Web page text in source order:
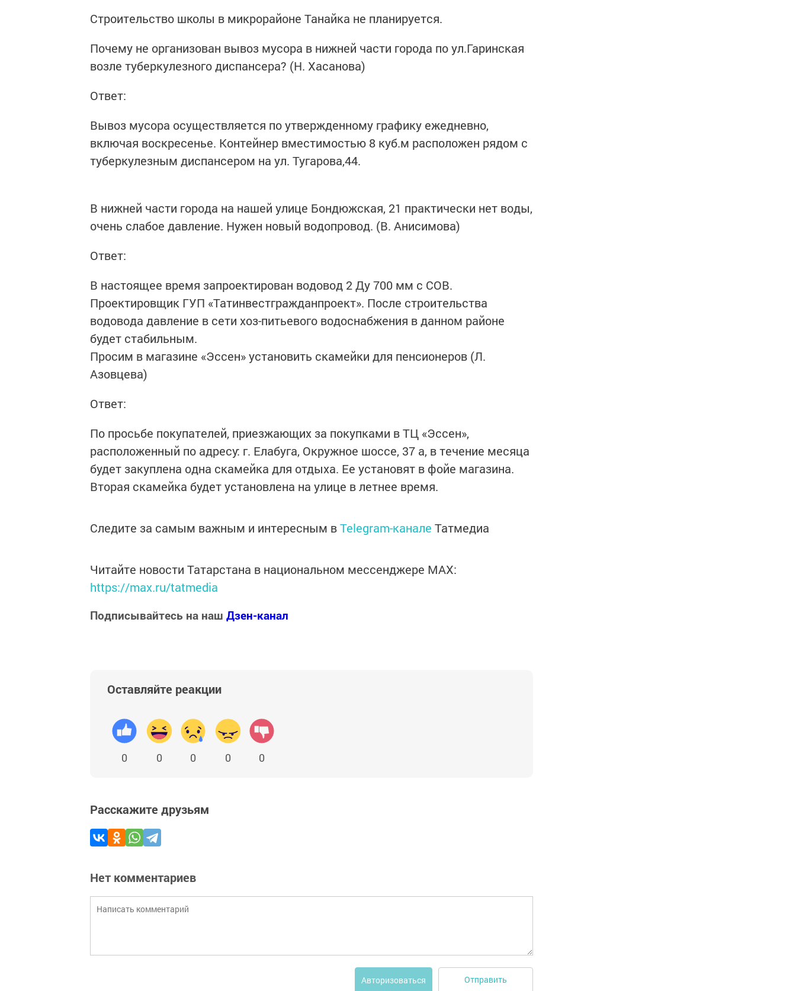
Строительство школы в микрорайоне Танайка не планируется.
Почему не организован вывоз мусора в нижней части города по ул.Гаринская
возле туберкулезного диспансера? (Н. Хасанова)
Ответ:
Вывоз мусора осуществляется по утвержденному графику ежедневно,
включая воскресенье. Контейнер вместимостью 8 куб.м расположен рядом с
туберкулезным диспансером на ул. Тугарова,44.
В нижней части города на нашей улице Бондюжская, 21 практически нет воды,
очень слабое давление. Нужен новый водопровод. (В. Анисимова)
Ответ:
В настоящее время запроектирован водовод 2 Ду 700 мм с СОВ.
Проектировщик ГУП «Татинвестгражданпроект». После строительства
водовода давление в сети хоз-питьевого водоснабжения в данном районе
будет стабильным.
Просим в магазине «Эссен» установить скамейки для пенсионеров (Л.
Азовцева)
Ответ:
По просьбе покупателей, приезжающих за покупками в ТЦ «Эссен»,
расположенный по адресу: г. Елабуга, Окружное шоссе, 37 а, в течение месяца
будет закуплена одна скамейка для отдыха. Ее установят в фойе магазина.
Вторая скамейка будет установлена на улице в летнее время.
Следите за самым важным и интересным вTelegram-канале Татмедиа
Читайте новости Татарстана в национальном мессенджере MАХ:
https://max.ru/tatmedia
Подписывайтесь на наш Дзен-канал
Оставляйте реакции
0 0 0 0 0
Расскажите друзьям
Нет комментариев
Авторизоваться Отправить